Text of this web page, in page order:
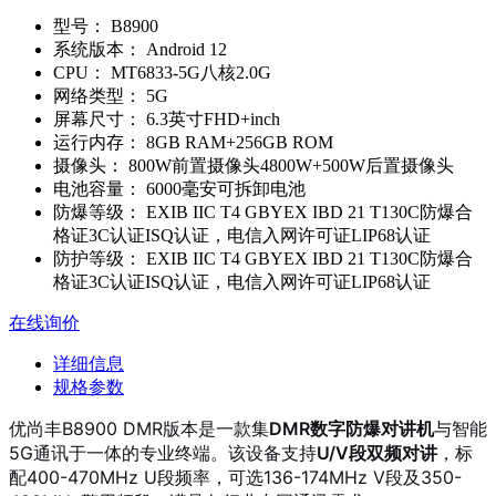
型号：
B8900
系统版本：
Android 12
CPU：
MT6833-5G八核2.0G
网络类型：
5G
屏幕尺寸：
6.3英寸FHD+inch
运行内存：
8GB RAM+256GB ROM
摄像头：
800W前置摄像头4800W+500W后置摄像头
电池容量：
6000毫安可拆卸电池
防爆等级：
EXIB IIC T4 GBYEX IBD 21 T130C防爆合
格证3C认证ISQ认证，电信入网许可证LIP68认证
防护等级：
EXIB IIC T4 GBYEX IBD 21 T130C防爆合
格证3C认证ISQ认证，电信入网许可证LIP68认证
在线询价
详细信息
规格参数
优尚丰B8900 DMR版本是一款集DMR数字防爆对讲机与智能
5G通讯于一体的专业终端。该设备支持U/V段双频对讲 ，标
配400-470MHz U段频率，可选136-174MHz V段及350-